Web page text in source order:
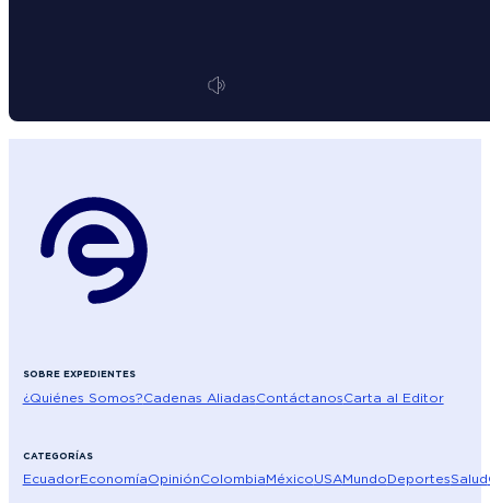
SOBRE EXPEDIENTES
¿Quiénes Somos?Cadenas AliadasContáctanosCarta al Editor
CATEGORÍAS
EcuadorEconomíaOpiniónColombiaMéxicoUSAMundoDeportesSalud